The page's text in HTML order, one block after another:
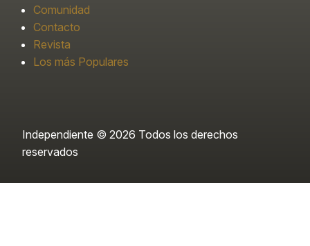
Comunidad
Contacto
Revista
Los más Populares
Independiente © 2026 Todos los derechos
reservados